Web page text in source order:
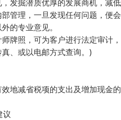
发掘潜质优厚的发展商机，减
管理，一旦发现任何问题，便
的专业意见。
牌照，可为客户进行法定审计
、或以电邮方式查询。)
地减省税项的支出及增加现金
议